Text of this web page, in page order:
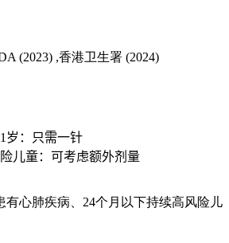
(2023) ,香港卫生署 (2024)
岁：只需一针
儿童：可考虑额外剂量
有心肺疾病、24个月以下持续高风险儿